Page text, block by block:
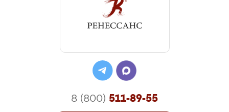
8 (800) 511-89-55